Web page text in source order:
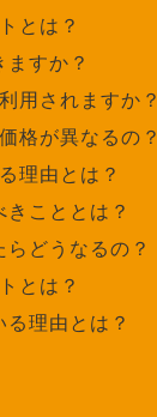
とは？
すか？
用されますか？
格が異なるの？
理由とは？
こととは？
どうなるの？
とは？
理由とは？